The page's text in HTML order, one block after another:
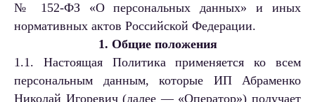
№ 152-ФЗ «О персональных данных» и иных
нормативных актов Российской Федерации.
1. Общие положения
1.1. Настоящая Политика применяется ко всем
персональным данным, которые ИП Абраменко
Николай Игоревич (далее — «Оператор») получает